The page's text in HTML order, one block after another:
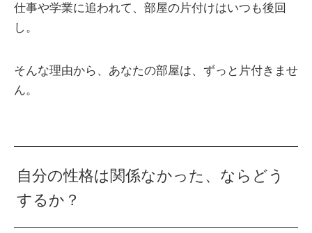
仕事や学業に追われて、部屋の片付けはいつも後回
し。
そんな理由から、あなたの部屋は、ずっと片付きませ
ん。
自分の性格は関係なかった、ならどう
するか？